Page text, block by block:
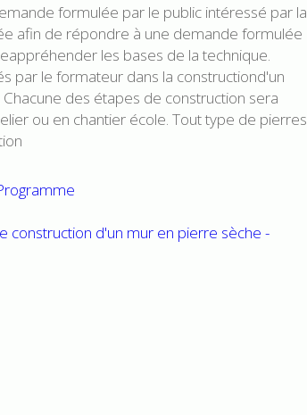
formulée par le public intéressé par la
afin de répondre à une demande formulée
les bases de la technique.
par le formateur dans la constructiond'un
des étapes de construction sera
ou en chantier école. Tout type de pierres
construction d'un mur en pierre sèche -